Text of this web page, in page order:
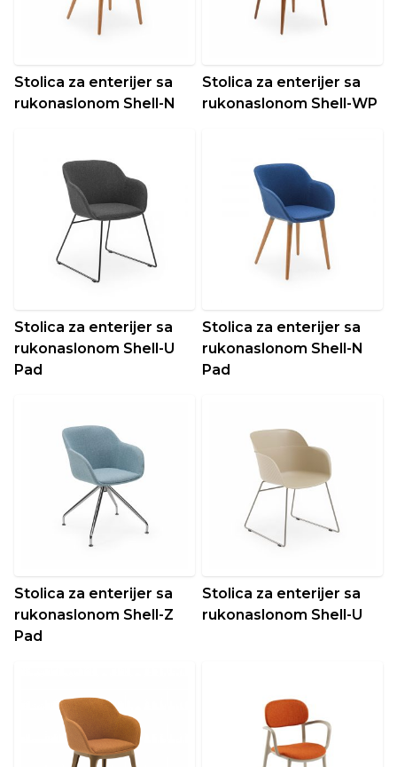
Stolica za enterijer sa
rukonaslonom Shell-N
Stolica za enterijer sa
rukonaslonom Shell-WP
Stolica za enterijer sa
rukonaslonom Shell-U
Pad
Stolica za enterijer sa
rukonaslonom Shell-N
Pad
Stolica za enterijer sa
rukonaslonom Shell-Z
Pad
Stolica za enterijer sa
rukonaslonom Shell-U